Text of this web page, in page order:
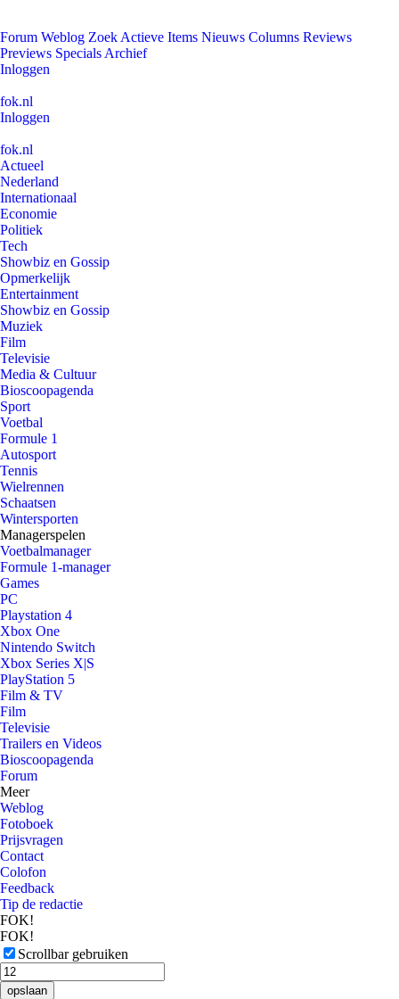
Forum Weblog Zoek Actieve Items Nieuws Columns Reviews
Previews Specials Archief
Inloggen
fok.nl
Inloggen
fok.nl
Actueel
Nederland
Internationaal
Economie
Politiek
Tech
Showbiz en Gossip
Opmerkelijk
Entertainment
Showbiz en Gossip
Muziek
Film
Televisie
Media & Cultuur
Bioscoopagenda
Sport
Voetbal
Formule 1
Autosport
Tennis
Wielrennen
Schaatsen
Wintersporten
Managerspelen
Voetbalmanager
Formule 1-manager
Games
PC
Playstation 4
Xbox One
Nintendo Switch
Xbox Series X|S
PlayStation 5
Film & TV
Film
Televisie
Trailers en Videos
Bioscoopagenda
Forum
Meer
Weblog
Fotoboek
Prijsvragen
Contact
Colofon
Feedback
Tip de redactie
FOK!
FOK!
Scrollbar gebruiken
opslaan